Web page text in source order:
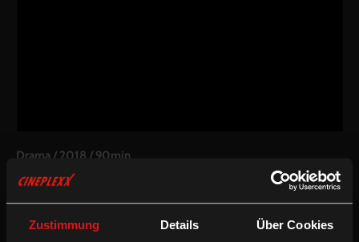
Zustimmung Details Über Cookies
Drama / 2018 / 90min
AT / DE / MA
Regie:Shirin Neshat
Drehbuch:
Shirin Neshat, Shoja Azari
Martin Gschlacht